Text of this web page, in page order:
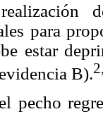
para
estar
B).
pecho